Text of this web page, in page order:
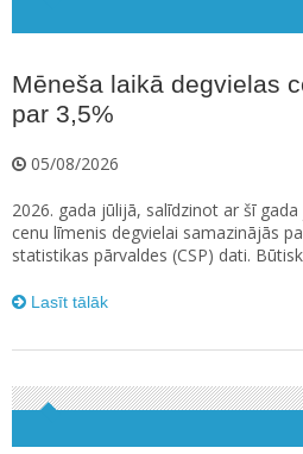
Mēneša laikā degvielas
par 3,5%
05/08/2026
2026. gada jūlijā, salīdzinot ar šī
cenu līmenis degvielai samazinājās
statistikas pārvaldes (CSP) dati.
Lasīt tālāk